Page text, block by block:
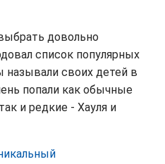
довольно
список популярных
своих детей в
попали как обычные
и редкие - Хауля и